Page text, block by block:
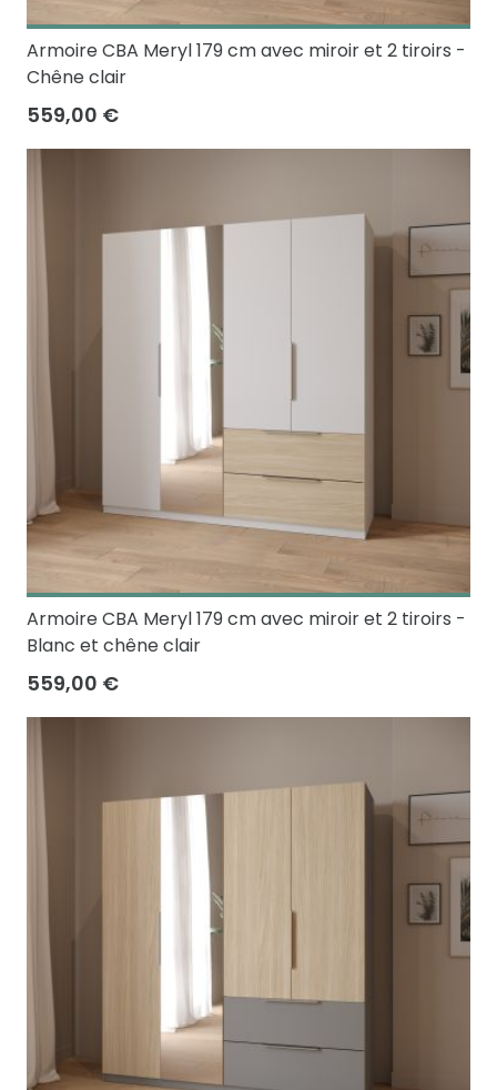
Armoire CBA Meryl 179 cm avec miroir et 2 tiroirs -
Chêne clair
559,00 €
Armoire CBA Meryl 179 cm avec miroir et 2 tiroirs -
Blanc et chêne clair
559,00 €